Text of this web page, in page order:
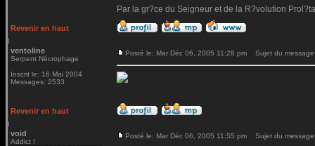
Par la gr?ce du Seigneur et de la R?volution
Revenir en haut
ventoline
Serpent Nécrophage
Inscrit le: 16 Mai 2004
Messages: 2533
Posté le: Mar Déc 06, 2005 11:28 pm Sujet du
Revenir en haut
void
Addict !
Posté le: Mar Déc 06, 2005 11:55 pm Sujet du